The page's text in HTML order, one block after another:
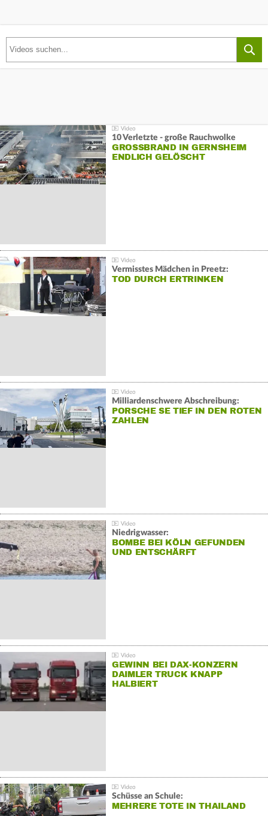
10 Verletzte - große Rauchwolke
GROSSBRAND IN GERNSHEIM E
NDLICH GELÖSCHT
Vermisstes Mädchen in Preetz:
TOD DURCH ERTRINKEN
Milliardenschwere Abschreibung:
PORSCHE SE TIEF IN DEN ROTEN
ZAHLEN
Niedrigwasser:
BOMBE BEI KÖLN GEFUNDEN
UND ENTSCHÄRFT
GEWINN BEI DAX-KONZERN
DAIMLER TRUCK KNAPP
HALBIERT
Schüsse an Schule:
MEHRERE TOTE IN THAILAND